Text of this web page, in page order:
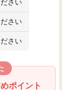
さい
さい
さい
ポイント